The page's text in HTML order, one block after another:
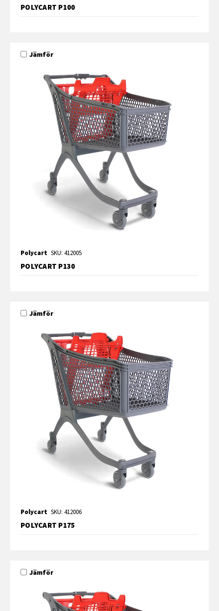
POLYCART P100
Jämför
Polycart SKU: 412005
POLYCART P130
Jämför
Polycart SKU: 412006
POLYCART P175
Jämför